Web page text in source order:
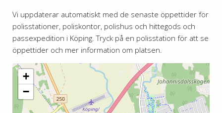
Vi uppdaterar automatiskt med de senaste öppettider för
polisstationer, poliskontor, polishus och hittegods och
passexpedition i Köping. Tryck på en polisstation för att se
öppettider och mer information om platsen.
+
−